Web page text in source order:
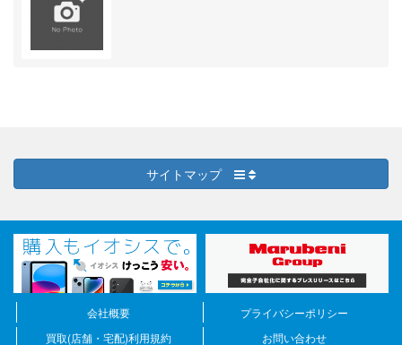
サイトマップ
会社概要
プライバシーポリシー
買取(店舗・宅配)利用規約
お問い合わせ